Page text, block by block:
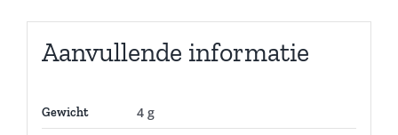
Aanvullende informatie
Gewicht 4 g